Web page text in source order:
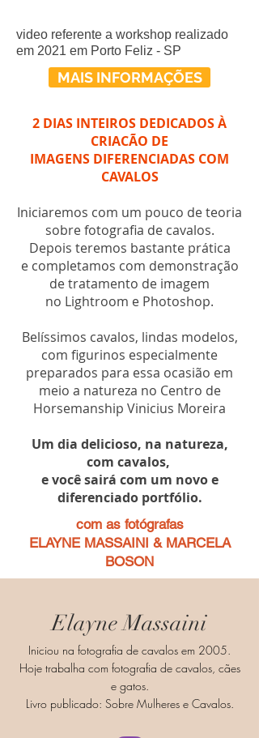
video referente a workshop realizado
em 2021 em Porto Feliz - SP
MAIS INFORMAÇÕES
2 DIAS INTEIROS DEDICADOS À
CRIACÃO DE
IMAGENS DIFERENCIADAS COM
CAVALOS
Iniciaremos com um pouco de teoria
sobre fotografia de cavalos.
Depois teremos bastante prática
e completamos com demonstração
de tratamento de imagem
no Lightroom e Photoshop.
Belíssimos cavalos, lindas modelos,
com figurinos especialmente
preparados para essa ocasião em
meio a natureza no Centro de
Horsemanship Vinicius Moreira
Um dia delicioso, na natureza,
com cavalos,
e você sairá com um novo e
diferenciado portfólio.
com as fotógrafas
ELAYNE MASSAINI & MARCELA
BOSON
Elayne Massaini
Iniciou na fotografia de cavalos em 2005.
Hoje trabalha com fotografia de cavalos, cães
e gatos.
Livro publicado: Sobre Mulheres e Cavalos.